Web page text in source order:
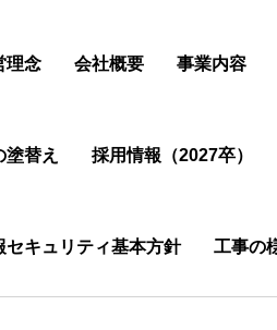
理念 会社概要 事業内容
塗替え 採用情報（2027卒）
セキュリティ基本方針 工事の